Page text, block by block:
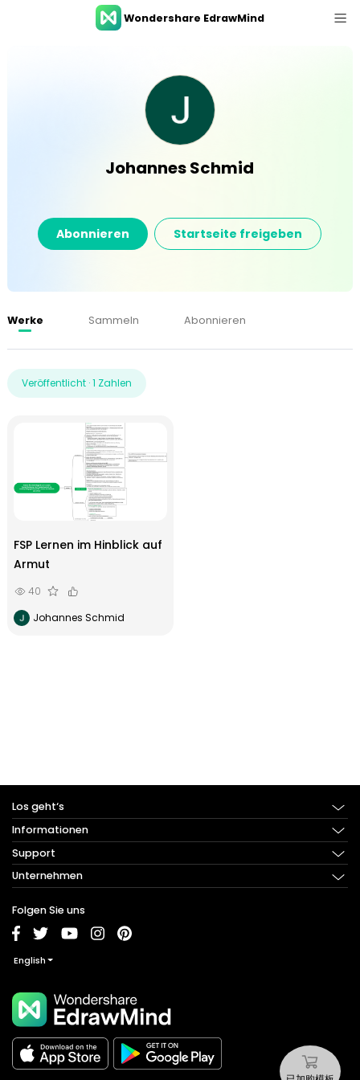
Wondershare EdrawMind
Anmeldung
ANMELDEN
Johannes Schmid
Abonnieren Startseite freigeben
Werke Sammeln Abonnieren
Veröffentlicht · 1 Zahlen
FSP Lernen im Hinblick auf
Armut
40
Johannes Schmid
Los geht‘s
Online-Version verwenden
Jetzt herunterladen
Funktionen
Informationen
Was ist eine Mindmap?
Was ist eine Concept-Map?
Wie erstelle ich eine Mindmap?
Wie erstelle ich eine Concept-Map?
Support
Häufig gestellte Fragen
Neueste Updates
Hilfe erhalten
Unternehmen
Abonnieren
Affiliate-Programme
Handelspartner werden
Folgen Sie uns
English